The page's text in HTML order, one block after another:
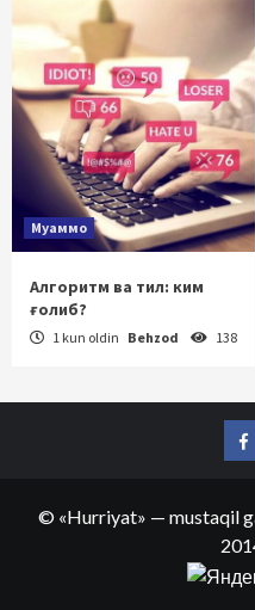
Муаммо
Алгоритм ва тил: ким
ғолиб?
1 kun oldin Behzod 138
© «Hurriyat» — mustaqil